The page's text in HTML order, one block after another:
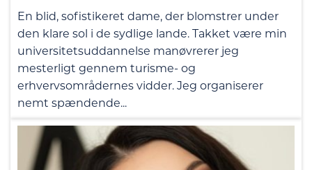
En blid, sofistikeret dame, der blomstrer under
den klare sol i de sydlige lande. Takket være min
universitetsuddannelse manøvrerer jeg
mesterligt gennem turisme- og
erhvervsområdernes vidder. Jeg organiserer
nemt spændende...